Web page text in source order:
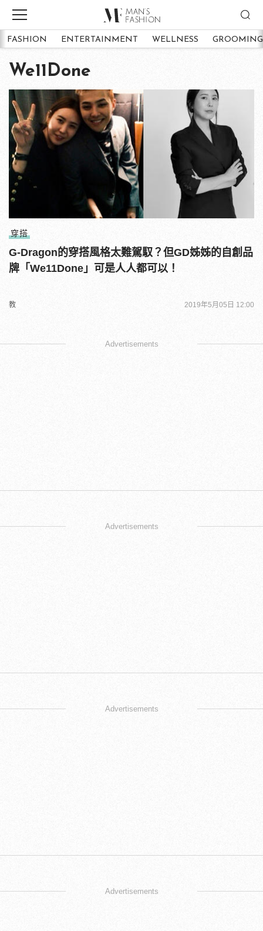
FASHION ENTERTAINMENT WELLNESS GROOMING
We11Done
穿搭
G-Dragon的穿搭風格太難駕馭？但GD姊姊的自創品
牌「We11Done」可是人人都可以！
教 2019年5月05日 12:00
Advertisements
Advertisements
Advertisements
Advertisements